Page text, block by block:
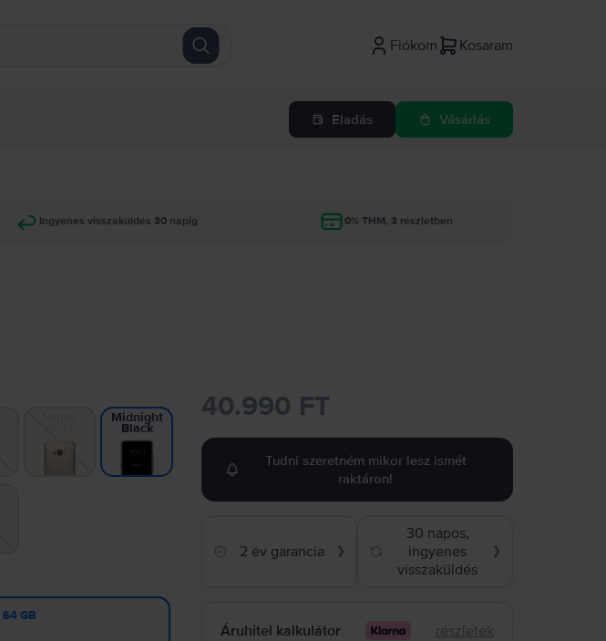
Fiókom Kosaram
Eladás Vásárlás
Ingyenes visszaküldés 30 napig 0% THM, 3 részletben
Midnight
Black
64 GB
40.990 FT
Tudni szeretném mikor lesz ismét
raktáron!
2 év garancia ❯
30 napos,
ingyenes
visszaküldés
❯
Áruhitel kalkulátor részletek